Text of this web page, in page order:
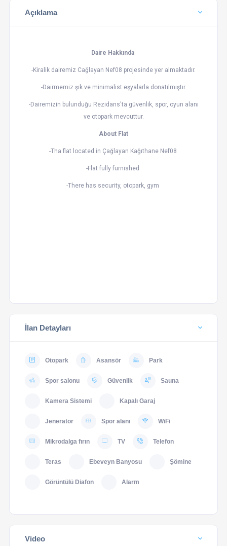
Açıklama
Daire Hakkında
-Kiralik dairemiz Cağlayan Nef08 projesinde yer almaktadır.
-Dairmemiz şık ve minimalist eşyalarla donatılmıştır.
-Dairemizin bulunduğu Rezidans'ta güvenlik, spor, oyun alanı
ve otopark mevcuttur.
About Flat
-Tha flat located in Çağlayan Kağıthane Nef08
-Flat fully furnished
-There has security, otopark, gym
İlan Detayları
Otopark Asansör Park
Spor salonu Güvenlik Sauna
Kamera Sistemi Kapalı Garaj
Jeneratör Spor alanı WiFi
Mikrodalga fırın TV Telefon
Teras Ebeveyn Banyosu Şömine
Görüntülü Diafon Alarm
Video